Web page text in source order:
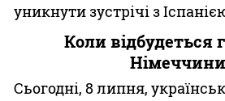
уникнути зустрічі з
Коли відбудеться
Сьогодні, 8 липня,